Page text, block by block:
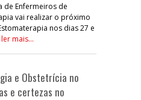
de Enfermeiros de
vai realizar o próximo
nos dias 27 e
ler mais...
e Obstetrícia no
e certezas no